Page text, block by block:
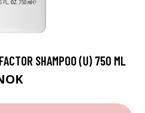
SHAMPOO (U) 750 ML